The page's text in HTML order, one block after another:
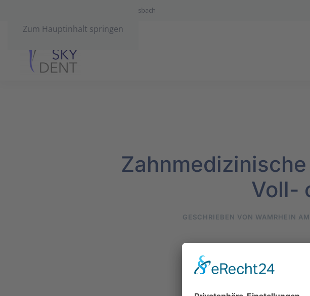
Zum Hauptinhalt springen
SKYDENT. Ihr Zahnarzt-Team in Röttgersbach
Voll-
GESCHRIEBEN VON WAMRHEIN AM